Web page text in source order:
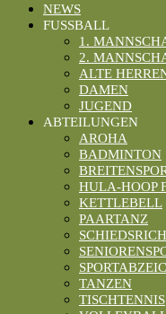
NEWS
FUSSBALL
1.
2.
ALTE
DAMEN
JUGEND
ABTEILUNGEN
AROHA
BADMINTON
HULA-HOOP
KETTLEBELL
PAARTANZ
TANZEN
TISCHTENNIS